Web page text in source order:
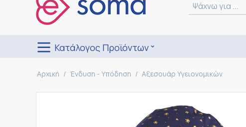
Κατάλογος Προϊόντων
Αρχική / Ένδυση - Υπόδηση / Αξεσουάρ Υγειονομικών